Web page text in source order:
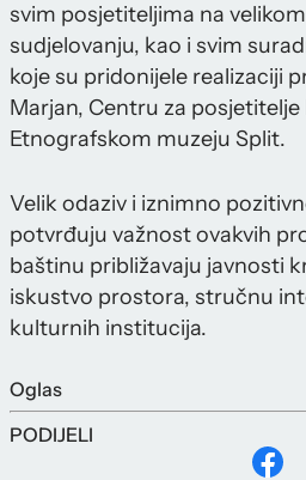
svim posjetiteljima na
sudjelovanju, kao i svim
koje su pridonijele realizaciji
Marjan, Centru za posjetitelje
Etnografskom muzeju Split.
Velik odaziv i iznimno
potvrđuju važnost ovakvih
baštinu približavaju javnosti
iskustvo prostora, stručnu
kulturnih institucija.
Oglas
PODIJELI